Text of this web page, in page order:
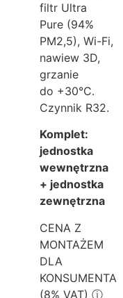
filtr Ultra
Pure (94%
PM2,5), Wi-Fi,
nawiew 3D,
grzanie
do +30°C.
Czynnik R32.
Komplet:
jednostka
wewnętrzna
+ jednostka
zewnętrzna
CENA Z
MONTAŻEM
DLA
KONSUMENTA
(8% VAT) ⓘ